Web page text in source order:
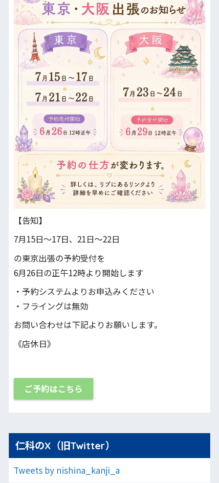
【告知】
7月15日〜17日、21日～22日
の東京出張の予約受付を
6月26日の正午12時より開始します
・予約システムよりお申込みください
・フライングは無効
お問い合わせは下記よりお願いします。
《店休日》
ご予約はこちら
仁科のX（旧Twitter）
Tweets by nishina_kanji_a